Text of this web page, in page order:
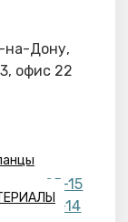
на-Дону,
офис 22
220-95-15
218-41-14